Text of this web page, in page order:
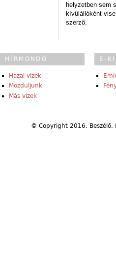
helyzetben sem
kívülállóként
szerző.
HÍRMONDÓ
Hazai vizek
Mozduljunk
Más vizek
E-
© Copyright 2016,